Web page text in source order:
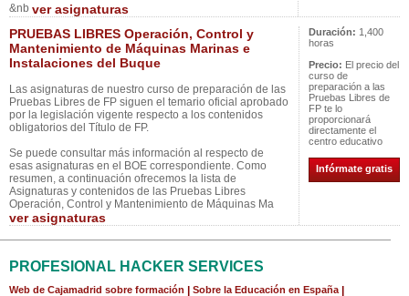
&nb ver asignaturas
PRUEBAS LIBRES Operación, Control y
Mantenimiento de Máquinas Marinas e
Instalaciones del Buque
Las asignaturas de nuestro curso de preparación de las
Pruebas Libres de FP siguen el temario oficial aprobado
por la legislación vigente respecto a los contenidos
obligatorios del Título de FP.
Se puede consultar más información al respecto de
esas asignaturas en el BOE correspondiente. Como
resumen, a continuación ofrecemos la lista de
Asignaturas y contenidos de las Pruebas Libres
Operación, Control y Mantenimiento de Máquinas Ma
ver asignaturas
Duración: 1,400
horas
Precio: El precio del
curso de
preparación a las
Pruebas Libres de
FP te lo
proporcionará
directamente el
centro educativo
Infórmate gratis
PROFESIONAL HACKER SERVICES
Web de Cajamadrid sobre formación Sobre la Educación en España